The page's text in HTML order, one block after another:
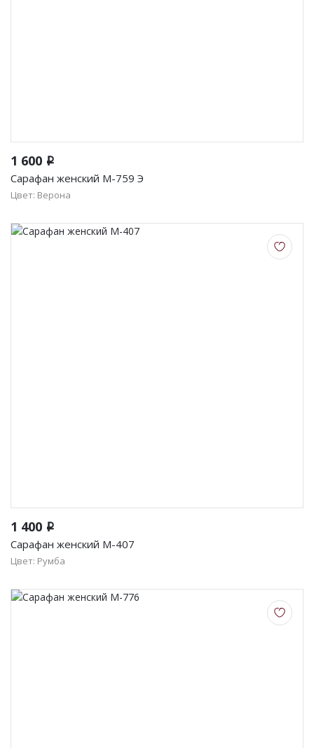
1 600 i
Сарафан женский М-759 Э
Цвет: Верона
1 400 i
Сарафан женский М-407
Цвет: Румба